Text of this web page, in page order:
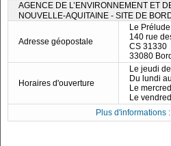
AGENCE DE L’ENVIRONNEMENT ET
NOUVELLE-AQUITAINE - SITE DE
Adresse géopostale
Le Prélude
140 rue
CS 31330
33080
Horaires d'ouverture
Le jeudi
Du lundi
Le
Le
Plus d'informations